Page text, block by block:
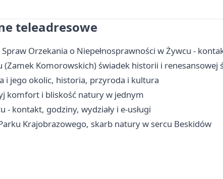
teleadresowe
Spraw Orzekania o Niepełnosprawności w Żywcu -
(Zamek Komorowskich) świadek historii i renesansowej
i jego okolic, historia, przyroda i kultura
komfort i bliskość natury w jednym
- kontakt, godziny, wydziały i e-usługi
Krajobrazowego, skarb natury w sercu Beskidów